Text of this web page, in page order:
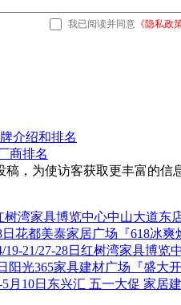
我已阅读并同意 《隐私政
介绍和排名
商排名
，为使访客获取更丰富的
树湾家具博览中心中山大道东
日花都美泰家居广场『618冰
19-21/27-28日红树湾家具博
阳光365家具建材广场『盛大
5月10日东兴汇 五一大促 家居